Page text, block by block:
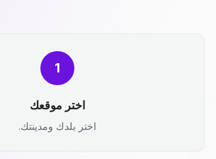
1
اختر موقعك
اختر بلدك ومدينتك.